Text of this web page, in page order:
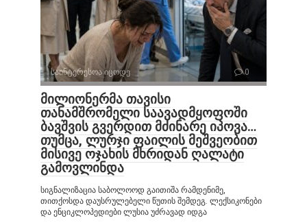
საინტერესოა იცოდე 0
მილიონერმა თავისი
თანამშრომელი საავადმყოფოში
ბავშვის გვერდით მძინარე იპოვა…
თუმცა, ლურჯი ფაილის მეშვეობით
მისივე ოჯახის მხრიდან ღალატი
გამოვლინდა
სიგნალიზაცია საბოლოოდ გაითიშა რამდენიმე,
თითქოსდა დაუსრულებელი წუთის შემდეგ. ლექსიკონები
და ენციკლოპედიები ლუსია უძრავად იდგა